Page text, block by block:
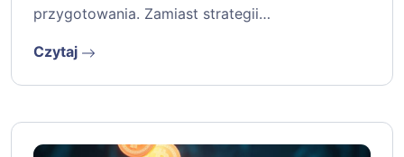
przygotowania. Zamiast strategii…
Czytaj